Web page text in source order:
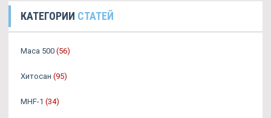
КАТЕГОРИИ СТАТЕЙ
Maca 500 (56)
Хитосан (95)
MHF-1 (34)